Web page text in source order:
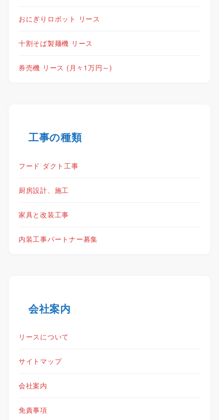
おにぎりロボット リース
十割そば製麺機 リース
券売機 リース (月々1万円～)
工事の種類
フード ダクト工事
厨房設計、施工
家具と改装工事
内装工事パートナー募集
会社案内
リースについて
サイトマップ
会社案内
免責事項